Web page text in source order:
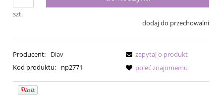
szt.
dodaj do przechowalni
Producent:
Diav
Kod produktu:
np2771
zapytaj o produkt
poleć znajomemu